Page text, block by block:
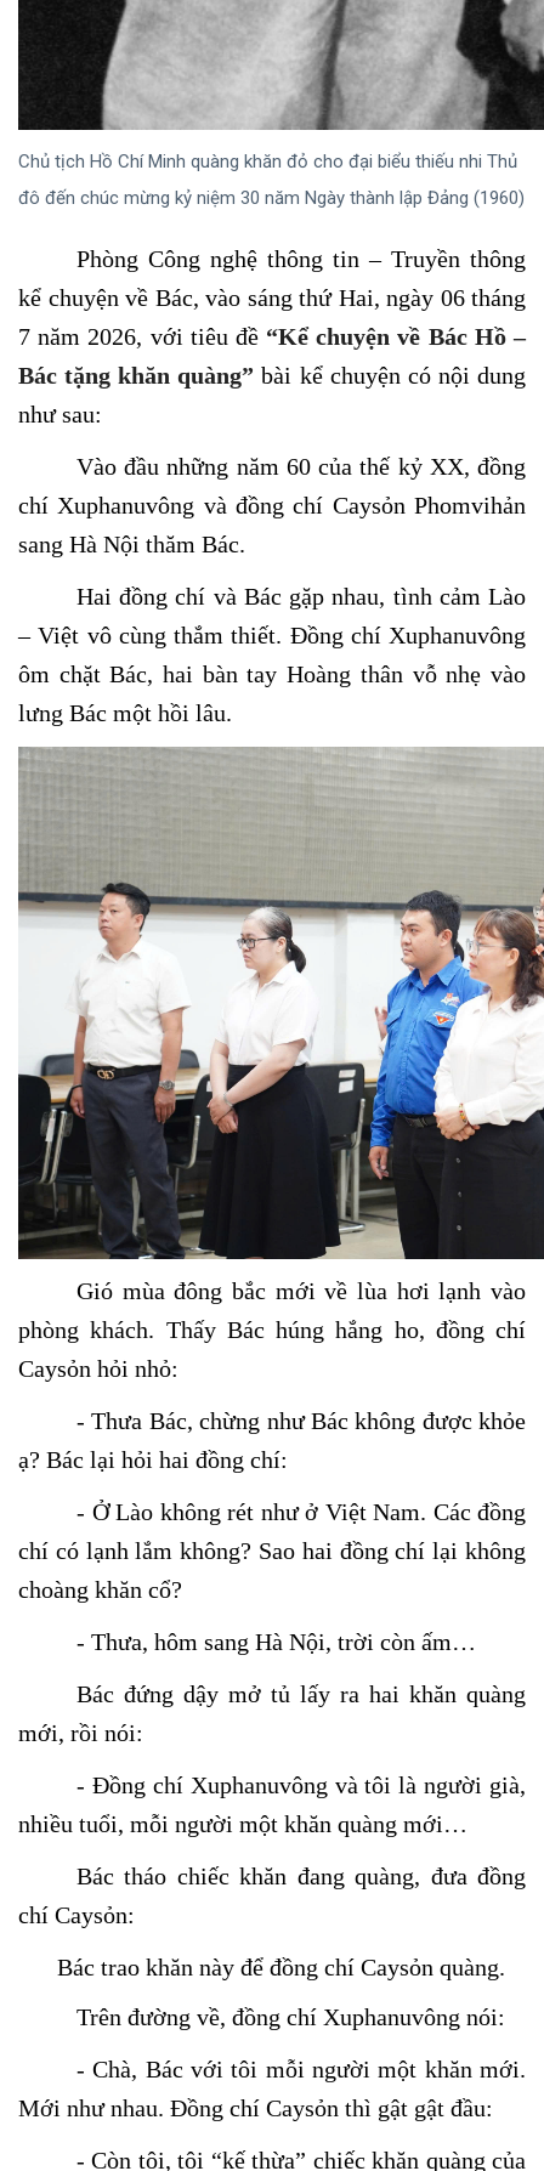
Chủ tịch Hồ Chí Minh quàng khăn đỏ cho đại biểu thiếu nhi Thủ
đô đến chúc mừng kỷ niệm 30 năm Ngày thành lập Đảng (1960)
Phòng Công nghệ thông tin – Truyền thông
kể chuyện về Bác, vào sáng thứ Hai, ngày 06 tháng
7 năm 2026, với tiêu đề “Kể chuyện về Bác Hồ –
Bác tặng khăn quàng” bài kể chuyện có nội dung
như sau:
Vào đầu những năm 60 của thế kỷ XX, đồng
chí Xuphanuvông và đồng chí Caysỏn Phomvihản
sang Hà Nội thăm Bác.
Hai đồng chí và Bác gặp nhau, tình cảm Lào
– Việt vô cùng thắm thiết. Đồng chí Xuphanuvông
ôm chặt Bác, hai bàn tay Hoàng thân vỗ nhẹ vào
lưng Bác một hồi lâu.
Gió mùa đông bắc mới về lùa hơi lạnh vào
phòng khách. Thấy Bác húng hắng ho, đồng chí
Caysỏn hỏi nhỏ:
- Thưa Bác, chừng như Bác không được khỏe
ạ? Bác lại hỏi hai đồng chí:
- Ở Lào không rét như ở Việt Nam. Các đồng
chí có lạnh lắm không? Sao hai đồng chí lại không
choàng khăn cổ?
- Thưa, hôm sang Hà Nội, trời còn ấm…
Bác đứng dậy mở tủ lấy ra hai khăn quàng
mới, rồi nói:
- Đồng chí Xuphanuvông và tôi là người già,
nhiều tuổi, mỗi người một khăn quàng mới…
Bác tháo chiếc khăn đang quàng, đưa đồng
chí Caysỏn:
Bác trao khăn này để đồng chí Caysỏn quàng.
Trên đường về, đồng chí Xuphanuvông nói:
- Chà, Bác với tôi mỗi người một khăn mới.
Mới như nhau. Đồng chí Caysỏn thì gật gật đầu:
- Còn tôi, tôi “kế thừa” chiếc khăn quàng của